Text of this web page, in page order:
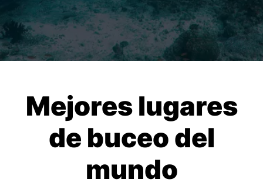
Mejores lugares
de buceo del
mundo​